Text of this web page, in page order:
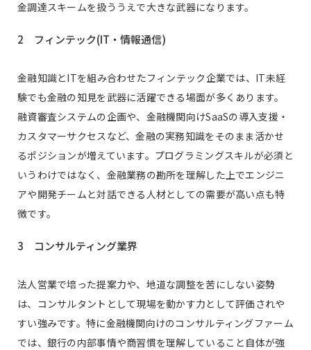
金調達スキームを扱ううえで大きな武器になります。
2 フィンテック(IT・情報通信)
金融知識とITを組み合わせたフィンテック企業では、IT未経
験でも金融の知見を武器に活躍できる場面が多くあります。
融資審査システムの企画や、金融機関向けSaaSの導入支援・
カスタマーサクセスなど、金融の実務知識をそのまま活かせ
るポジションが増えています。プログラミングスキルが必須と
いうわけではなく、金融業務の勘所を理解した上でエンジニ
アや開発チームと対話できる人材としての需要が高い点も特
徴です。
3 コンサルティング業界
法人営業で培った提案力や、地道な調整を苦にしない姿勢
は、コンサルタントとして現場を動かす力として評価されや
すい強みです。特に金融機関向けのコンサルティングファーム
では、銀行の内部事情や商習慣を理解していること自体が強